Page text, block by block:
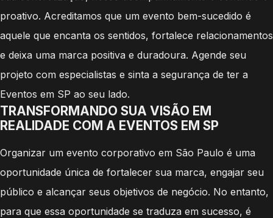
proativo. Acreditamos que um evento bem-sucedido é
aquele que encanta os sentidos, fortalece relacionamentos
e deixa uma marca positiva e duradoura. Agende seu
projeto com especialistas e sinta a segurança de ter a
Eventos em SP ao seu lado.
TRANSFORMANDO SUA VISÃO EM
REALIDADE COM A EVENTOS EM SP
Organizar um evento corporativo em São Paulo é uma
oportunidade única de fortalecer sua marca, engajar seu
público e alcançar seus objetivos de negócio. No entanto,
para que essa oportunidade se traduza em sucesso, é